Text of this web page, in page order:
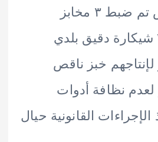
وبمركز أبو حمص تم ضبط ٣ مخابز
شيكارة دقيق بلدي
خبز ناقص
نظافة أدوات
القانونية حيال